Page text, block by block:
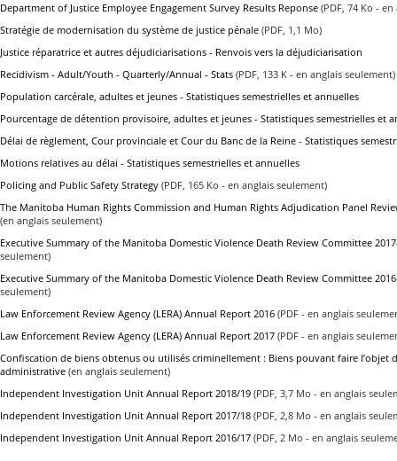
Department of Justice Employee Engagement Survey Results Reponse (PDF, 74 Ko -
Stratégie de modernisation du système de justice pénale (PDF, 1,1 Mo)
Justice réparatrice et autres déjudiciarisations - Renvois vers la déjudiciarisation
Recidivism - Adult/Youth - Quarterly/Annual - Stats (PDF, 133 K - en anglais seulement)
Population carcérale, adultes et jeunes - Statistiques semestrielles et annuelles
Pourcentage de détention provisoire, adultes et jeunes - Statistiques semestrielles et
Délai de règlement, Cour provinciale et Cour du Banc de la Reine - Statistiques
Motions relatives au délai - Statistiques semestrielles et annuelles
Policing and Public Safety Strategy (PDF, 165 Ko - en anglais seulement)
The Manitoba Human Rights Commission and Human Rights Adjudication Panel
(en anglais seulement)
Executive Summary of the Manitoba Domestic Violence Death Review Committee
seulement)
Executive Summary of the Manitoba Domestic Violence Death Review Committee
seulement)
Law Enforcement Review Agency (LERA) Annual Report 2016 (PDF - en anglais
Law Enforcement Review Agency (LERA) Annual Report 2017 (PDF - en anglais
Confiscation de biens obtenus ou utilisés criminellement : Biens pouvant faire l’objet
administrative (en anglais seulement)
Independent Investigation Unit Annual Report 2018/19 (PDF, 3,7 Mo - en anglais
Independent Investigation Unit Annual Report 2017/18 (PDF, 2,8 Mo - en anglais
Independent Investigation Unit Annual Report 2016/17 (PDF, 2 Mo - en anglais